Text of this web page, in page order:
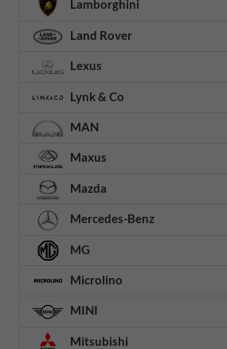
Lamborghini
Land Rover
Lexus
Lynk & Co
MAN
Maxus
Mazda
Mercedes-Benz
MG
Microlino
MINI
Mitsubishi